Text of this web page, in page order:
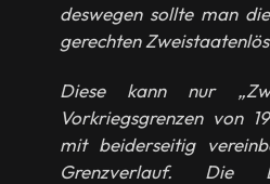
deswegen sollte man
gerechten
Diese kann nur
Vorkriegsgrenzen von
mit beiderseitig
Grenzverlauf. Die